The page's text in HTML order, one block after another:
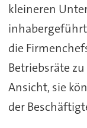
kleineren
die
Betriebsräte
Ansicht, sie
der